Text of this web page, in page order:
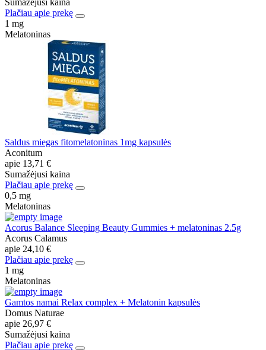
Sumažėjusi kaina
Plačiau apie prekę
1 mg
Melatoninas
Saldus miegas fitomelatoninas 1mg kapsulės
Aconitum
apie 13,71 €
Sumažėjusi kaina
Plačiau apie prekę
0,5 mg
Melatoninas
Acorus Balance Sleeping Beauty Gummies + melatoninas 2.5g
Acorus Calamus
apie 24,10 €
Plačiau apie prekę
1 mg
Melatoninas
Gamtos namai Relax complex + Melatonin kapsulės
Domus Naturae
apie 26,97 €
Sumažėjusi kaina
Plačiau apie prekę